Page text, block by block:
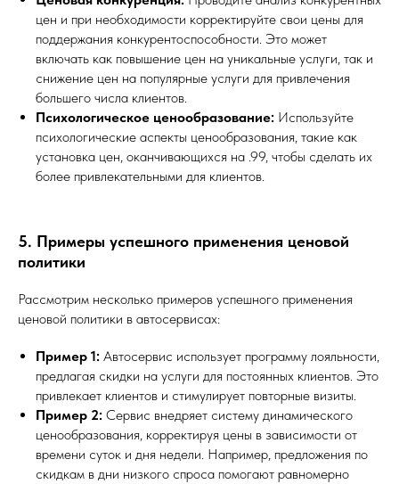
цен и при необходимости корректируйте свои цены для
поддержания конкурентоспособности. Это может
включать как повышение цен на уникальные услуги, так и
снижение цен на популярные услуги для привлечения
большего числа клиентов.
Психологическое ценообразование: Используйте
психологические аспекты ценообразования, такие как
установка цен, оканчивающихся на .99, чтобы сделать их
более привлекательными для клиентов.
5. Примеры успешного применения ценовой
политики
Рассмотрим несколько примеров успешного применения
ценовой политики в автосервисах:
Пример 1: Автосервис использует программу лояльности,
предлагая скидки на услуги для постоянных клиентов. Это
привлекает клиентов и стимулирует повторные визиты.
Пример 2: Сервис внедряет систему динамического
ценообразования, корректируя цены в зависимости от
времени суток и дня недели. Например, предложения по
скидкам в дни низкого спроса помогают равномерно